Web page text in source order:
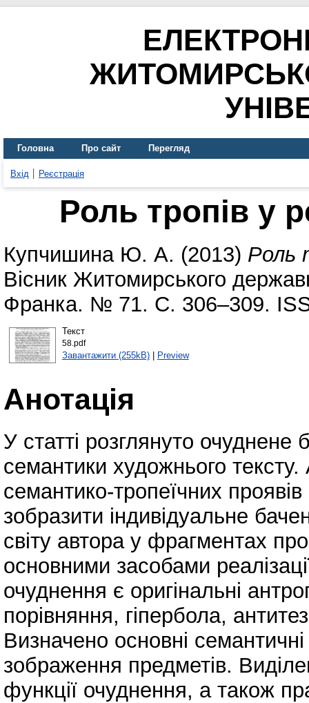
Головна Про сайт Перегляд
Вхід Реєстрація
Роль тропів у
Купчишина Ю. А. (2013) Роль
Вісник Житомирського
Франка. № 71. С. 306–309.
Текст
58.pdf
Завантажити (255kB)| Preview
Анотація
У статті розглянуто очуднене
семантики художнього тексту.
семантико-тропеїчних
зобразити індивідуальне
світу автора у фрагментах
основними засобами
очуднення є оригінальні
порівняння, гіпербола,
Визначено основні
зображення предметів.
функції очуднення, а також